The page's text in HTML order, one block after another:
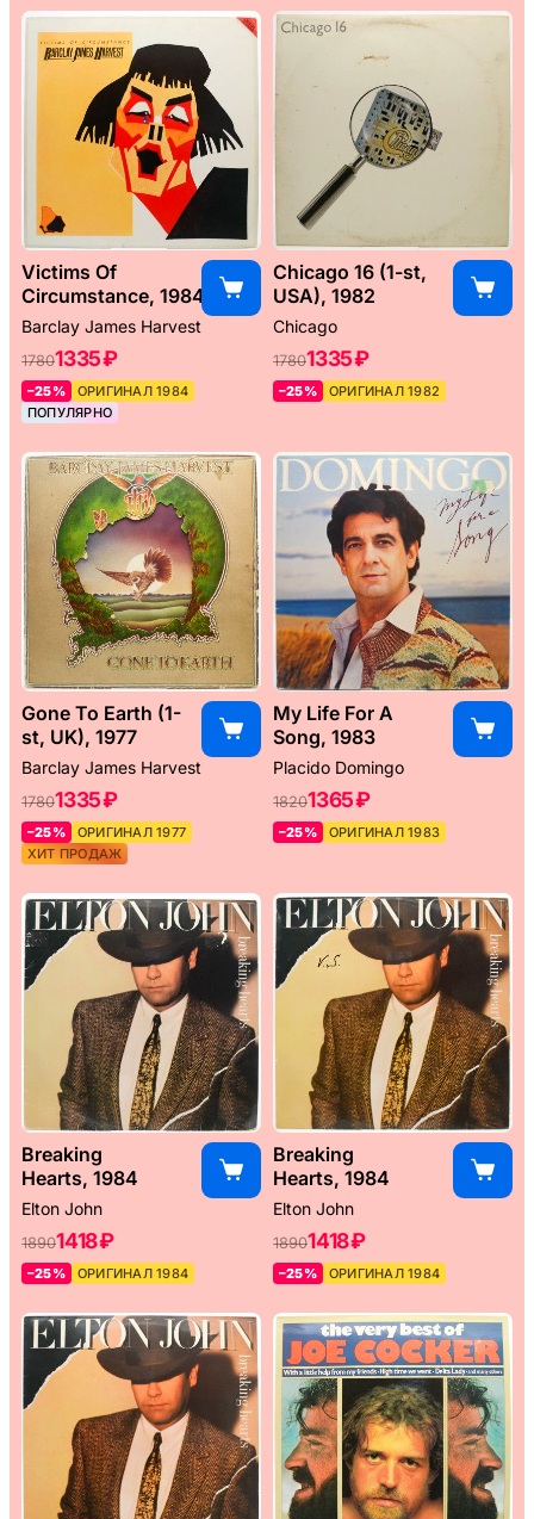
Victims Of
Circumstance, 1984
Barclay James Harvest
17801335 ₽
–25%
ОРИГИНАЛ 1984
ПОПУЛЯРНО
Chicago 16 (1-st,
USA), 1982
Chicago
17801335 ₽
–25% ОРИГИНАЛ 1982
Gone To Earth (1-
st, UK), 1977
Barclay James Harvest
17801335 ₽
–25%
ОРИГИНАЛ 1977
ХИТ ПРОДАЖ
My Life For A
Song, 1983
Placido Domingo
18201365 ₽
–25% ОРИГИНАЛ 1983
Breaking
Hearts, 1984
Elton John
18901418 ₽
–25% ОРИГИНАЛ 1984
Breaking
Hearts, 1984
Elton John
18901418 ₽
–25% ОРИГИНАЛ 1984